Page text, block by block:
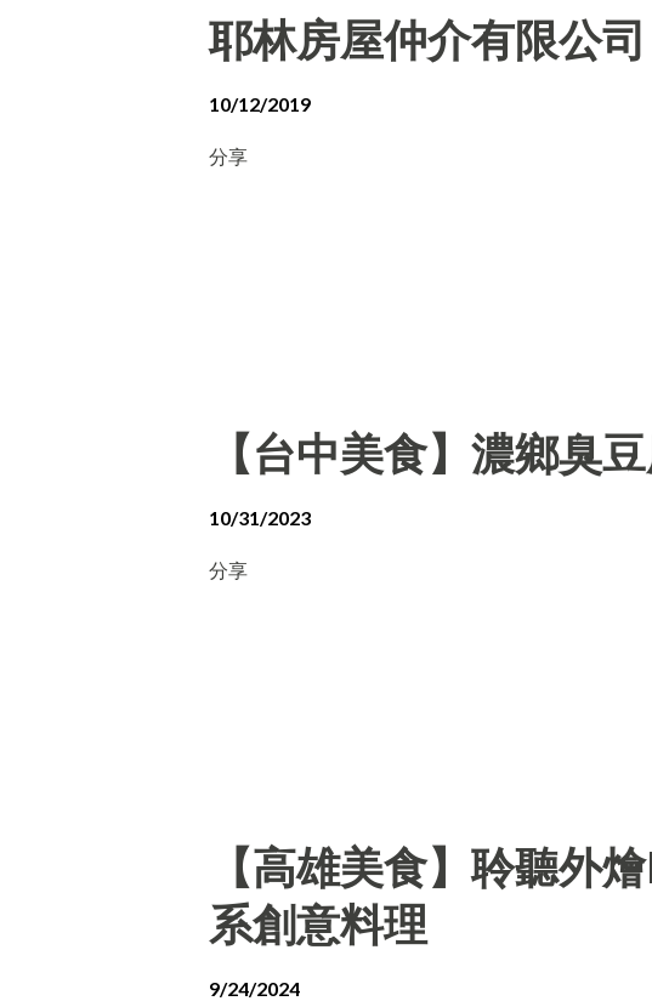
耶林房屋仲介有限公司
10/12/2019
分享
【台中美食】濃鄉臭
10/31/2023
分享
【高雄美食】聆聽外
系創意料理
9/24/2024